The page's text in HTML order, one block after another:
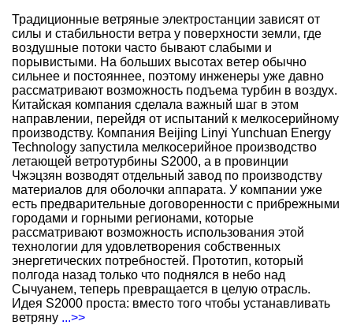
Традиционные ветряные электростанции зависят от
силы и стабильности ветра у поверхности земли, где
воздушные потоки часто бывают слабыми и
порывистыми. На больших высотах ветер обычно
сильнее и постояннее, поэтому инженеры уже давно
рассматривают возможность подъема турбин в воздух.
Китайская компания сделала важный шаг в этом
направлении, перейдя от испытаний к мелкосерийному
производству. Компания Beijing Linyi Yunchuan Energy
Technology запустила мелкосерийное производство
летающей ветротурбины S2000, а в провинции
Чжэцзян возводят отдельный завод по производству
материалов для оболочки аппарата. У компании уже
есть предварительные договоренности с прибрежными
городами и горными регионами, которые
рассматривают возможность использования этой
технологии для удовлетворения собственных
энергетических потребностей. Прототип, который
полгода назад только что поднялся в небо над
Сычуанем, теперь превращается в целую отрасль.
Идея S2000 проста: вместо того чтобы устанавливать
ветряну ...>>